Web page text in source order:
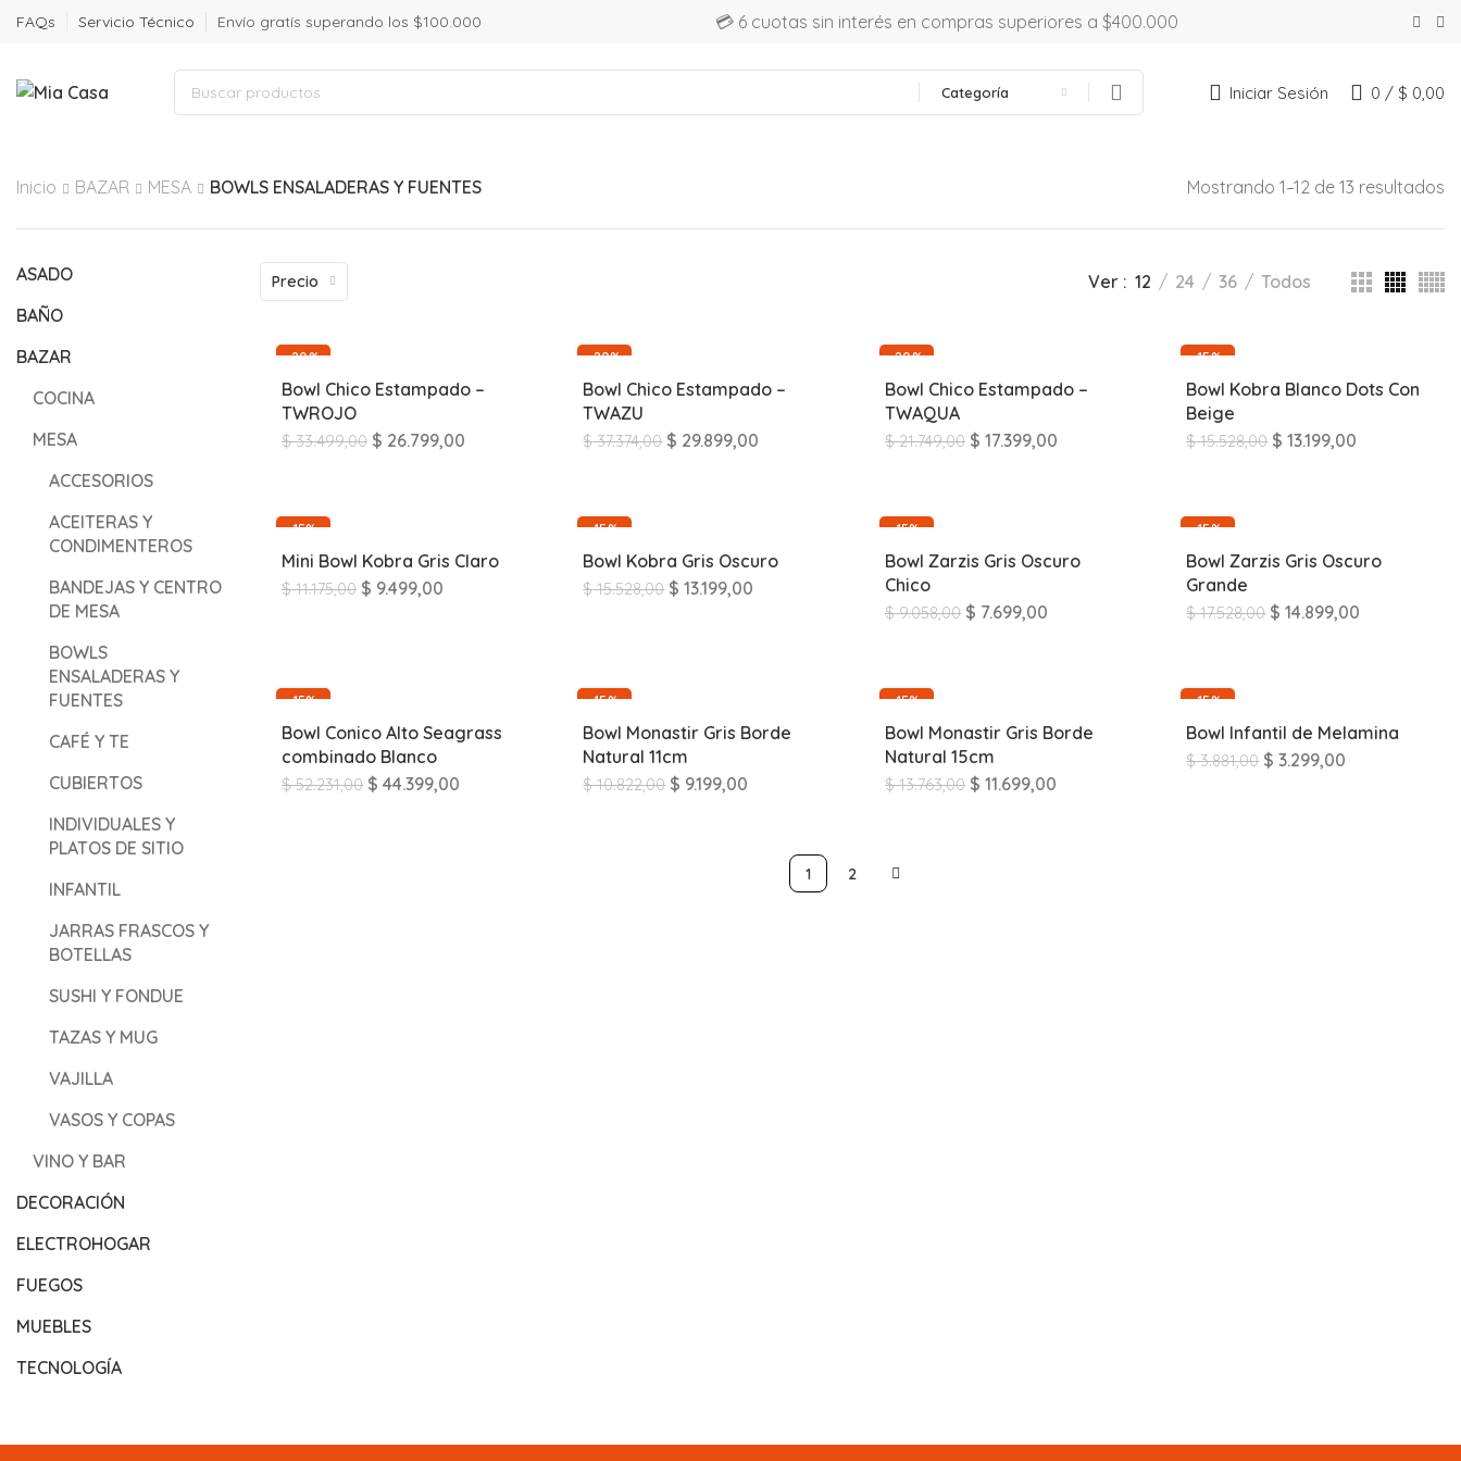
FAQs Servicio Técnico Envío gratís superando los $100.000 💳 6 cuotas sin interés en compras superiores a $400.000
Categoría Iniciar Sesión 0 / $ 0,00
Inicio BAZAR MESA BOWLS ENSALADERAS Y FUENTES Mostrando 1–12 de 13 resultados
ASADO
BAÑO
BAZAR
COCINA
MESA
ACCESORIOS
ACEITERAS Y
CONDIMENTEROS
BANDEJAS Y CENTRO
DE MESA
BOWLS
ENSALADERAS Y
FUENTES
CAFÉ Y TE
CUBIERTOS
INDIVIDUALES Y
PLATOS DE SITIO
INFANTIL
JARRAS FRASCOS Y
BOTELLAS
SUSHI Y FONDUE
TAZAS Y MUG
VAJILLA
VASOS Y COPAS
VINO Y BAR
DECORACIÓN
ELECTROHOGAR
FUEGOS
MUEBLES
TECNOLOGÍA
Precio Ver 12 24 36 Todos
-20%
Bowl Chico Estampado –
TWROJO
$33.499,00 $ 26.799,00
-20%
Bowl Chico Estampado –
TWAZU
$37.374,00 $ 29.899,00
-20%
Bowl Chico Estampado –
TWAQUA
$21.749,00 $ 17.399,00
-15%
Bowl Kobra Blanco Dots Con
Beige
$15.528,00 $ 13.199,00
-15%
Mini Bowl Kobra Gris Claro
$11.175,00 $ 9.499,00
-15%
Bowl Kobra Gris Oscuro
$15.528,00 $ 13.199,00
-15%
Bowl Zarzis Gris Oscuro
Chico
$9.058,00 $ 7.699,00
-15%
Bowl Zarzis Gris Oscuro
Grande
$17.528,00 $ 14.899,00
-15%
Bowl Conico Alto Seagrass
combinado Blanco
$52.231,00 $ 44.399,00
-15%
Bowl Monastir Gris Borde
Natural 11cm
$10.822,00 $ 9.199,00
-15%
Bowl Monastir Gris Borde
Natural 15cm
$13.763,00 $ 11.699,00
-15%
Bowl Infantil de Melamina
$3.881,00 $ 3.299,00
1 2